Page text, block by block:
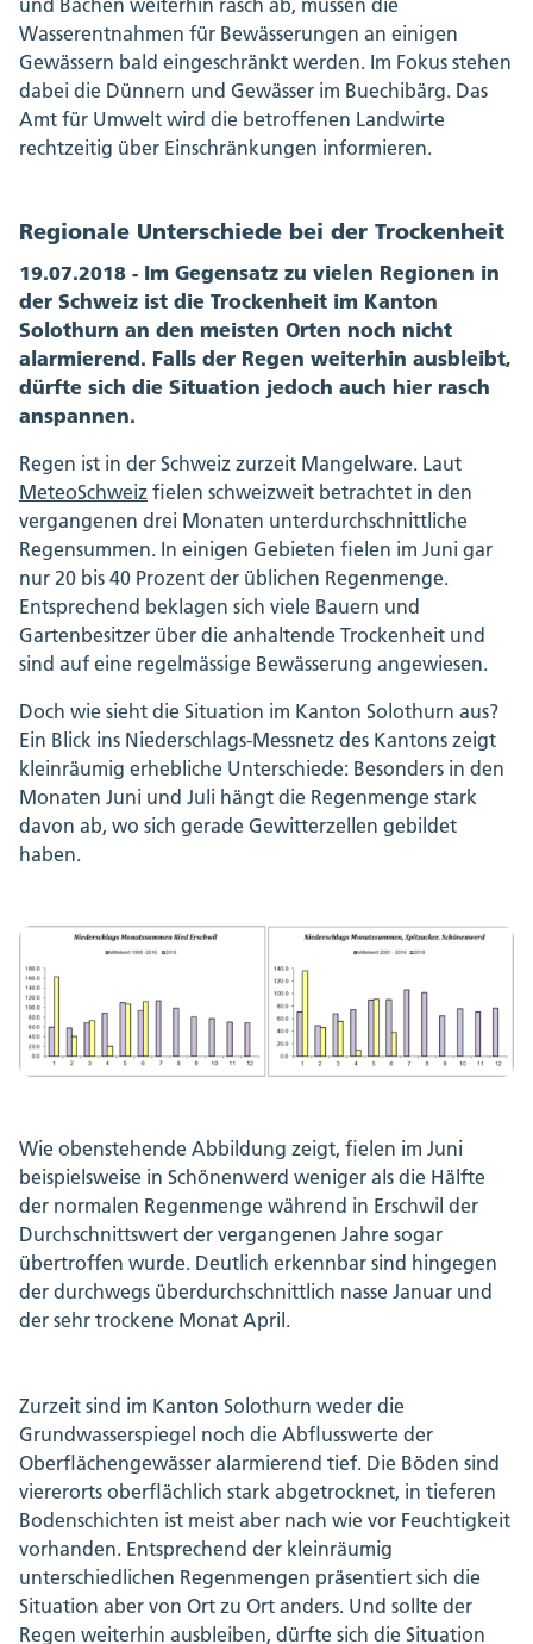
Wasserentnahmen für Bewässerungen an einigen
Gewässern bald eingeschränkt werden. Im Fokus stehen
dabei die Dünnern und Gewässer im Buechibärg. Das
Amt für Umwelt wird die betroffenen Landwirte
rechtzeitig über Einschränkungen informieren.
Regionale Unterschiede bei der Trockenheit
19.07.2018 - Im Gegensatz zu vielen Regionen in
der Schweiz ist die Trockenheit im Kanton
Solothurn an den meisten Orten noch nicht
alarmierend. Falls der Regen weiterhin ausbleibt,
dürfte sich die Situation jedoch auch hier rasch
anspannen.
Regen ist in der Schweiz zurzeit Mangelware. Laut
MeteoSchweiz fielen schweizweit betrachtet in den
vergangenen drei Monaten unterdurchschnittliche
Regensummen. In einigen Gebieten fielen im Juni gar
nur 20 bis 40 Prozent der üblichen Regenmenge.
Entsprechend beklagen sich viele Bauern und
Gartenbesitzer über die anhaltende Trockenheit und
sind auf eine regelmässige Bewässerung angewiesen.
Doch wie sieht die Situation im Kanton Solothurn aus?
Ein Blick ins Niederschlags-Messnetz des Kantons zeigt
kleinräumig erhebliche Unterschiede: Besonders in den
Monaten Juni und Juli hängt die Regenmenge stark
davon ab, wo sich gerade Gewitterzellen gebildet
haben.
Wie obenstehende Abbildung zeigt, fielen im Juni
beispielsweise in Schönenwerd weniger als die Hälfte
der normalen Regenmenge während in Erschwil der
Durchschnittswert der vergangenen Jahre sogar
übertroffen wurde. Deutlich erkennbar sind hingegen
der durchwegs überdurchschnittlich nasse Januar und
der sehr trockene Monat April.
Zurzeit sind im Kanton Solothurn weder die
Grundwasserspiegel noch die Abflusswerte der
Oberflächengewässer alarmierend tief. Die Böden sind
viererorts oberflächlich stark abgetrocknet, in tieferen
Bodenschichten ist meist aber nach wie vor Feuchtigkeit
vorhanden. Entsprechend der kleinräumig
unterschiedlichen Regenmengen präsentiert sich die
Situation aber von Ort zu Ort anders. Und sollte der
Regen weiterhin ausbleiben, dürfte sich die Situation